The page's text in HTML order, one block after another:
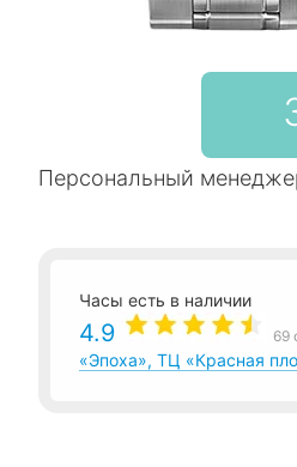
Персональный
Часы есть в наличии
4.9 69
«Эпоха», ТЦ «Красная